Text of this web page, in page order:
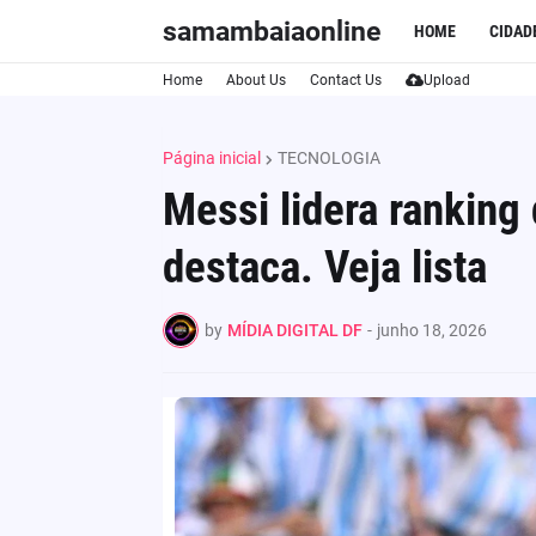
samambaiaonline HOME
Home About Us Contact Us Upload
Página inicial TECNOLOGIA
Messi lidera ranking
destaca. Veja lista
by MÍDIA DIGITAL DF - junho 18, 2026